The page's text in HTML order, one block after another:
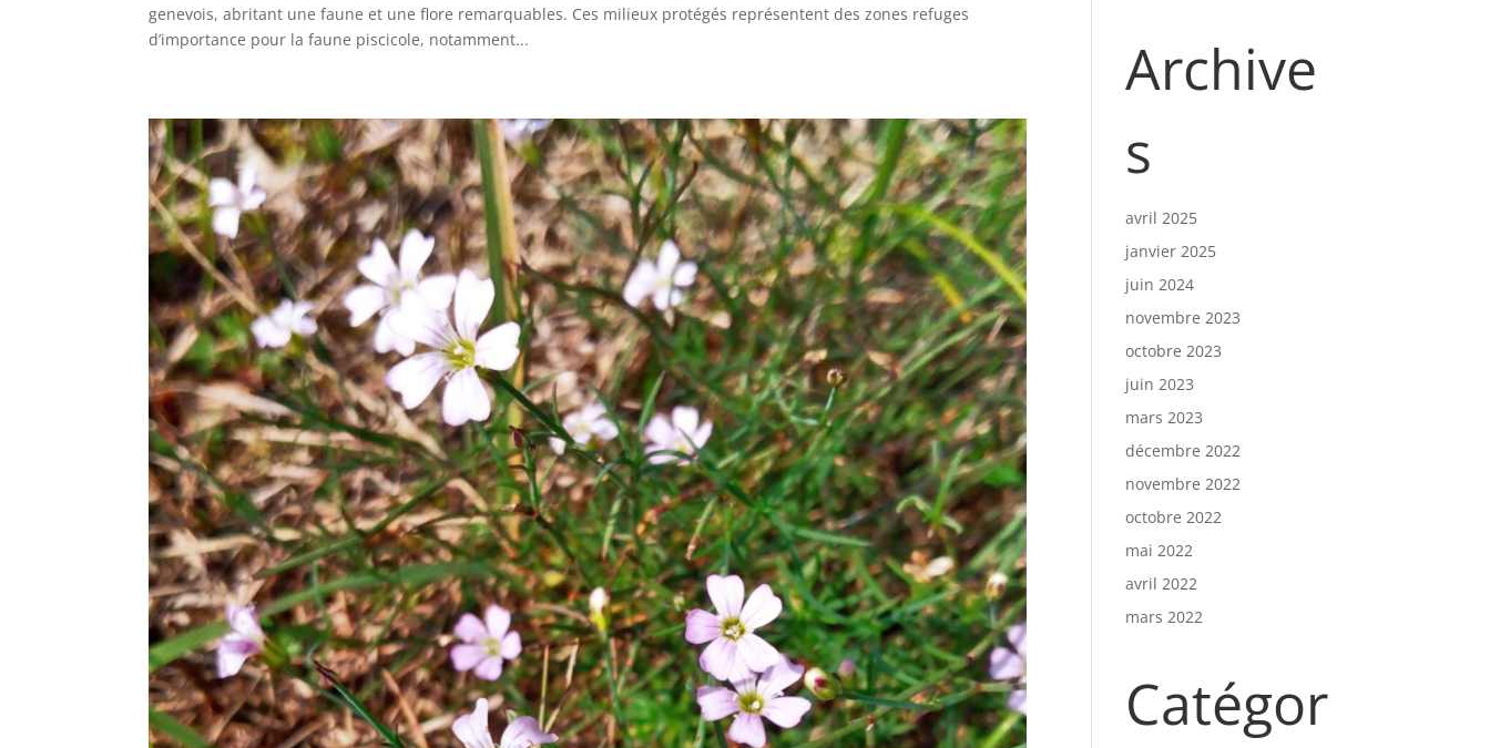
genevois, abritant une faune et une flore remarquables. Ces milieux protégés représentent des zones refuges
d’importance pour la faune piscicole, notamment...
Archive
s
avril 2025
janvier 2025
juin 2024
novembre 2023
octobre 2023
juin 2023
mars 2023
décembre 2022
novembre 2022
octobre 2022
mai 2022
avril 2022
mars 2022
Catégor